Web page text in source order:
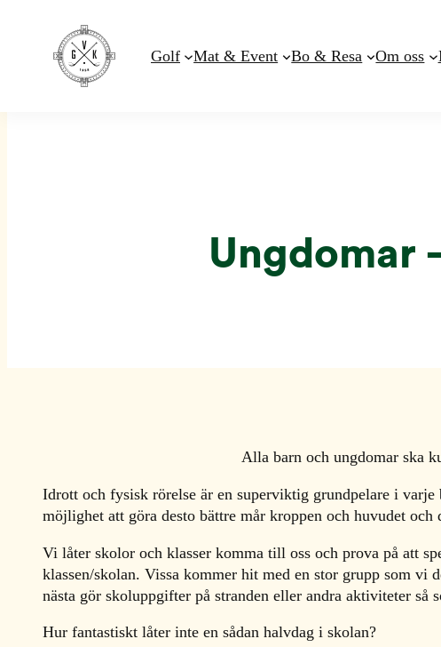
till
Golf Mat & Event Bo & Resa Om oss
Ungdomar
Alla barn och ungdomar ska
Idrott och fysisk rörelse är en superviktig grundpelare i
möjlighet att göra desto bättre mår kroppen och huvudet
Vi låter skolor och klasser komma till oss och prova på att
klassen/skolan. Vissa kommer hit med en stor grupp som vi
nästa gör skoluppgifter på stranden eller andra aktiviteter
Hur fantastiskt låter inte en sådan halvdag i skolan?